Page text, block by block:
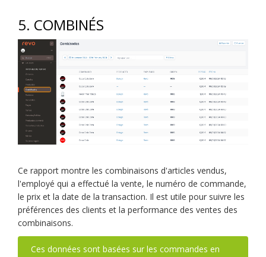
5. COMBINÉS
Ce rapport montre les combinaisons d'articles vendus,
l'employé qui a effectué la vente, le numéro de commande,
le prix et la date de la transaction. Il est utile pour suivre les
préférences des clients et la performance des ventes des
combinaisons.
Ces données sont basées sur les commandes en